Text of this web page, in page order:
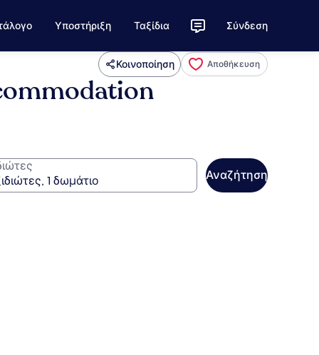
Υποστήριξη Ταξίδια Σύνδεση
Κοινοποίηση Αποθήκευση
Αναζήτηση